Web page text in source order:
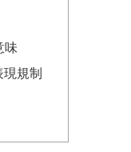
味
現規制